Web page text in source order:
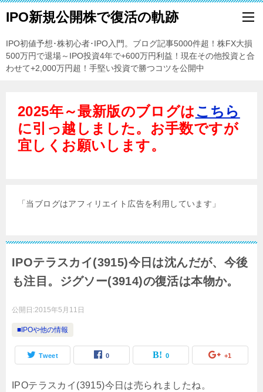
IPO新規公開株で復活の軌跡
IPO初値予想･株初心者･IPO入門。ブログ記事5000件超！株FX大損
500万円で退場～IPO投資4年で+600万円利益！現在その他投資と合
わせて+2,000万円超！手堅い投資で勝つコツを公開中
2025年～最新版のブログはこちら
に引っ越しました。お手数ですが
宜しくお願いします。
「当ブログはアフィリエイト広告を利用しています」
IPOテラスカイ(3915)今日は沈んだが、今後
も注目。ジグソー(3914)の復活は本物か。
公開日:2015年5月11日
■IPOや他の情報
Tweet 0 0 +1
IPOテラスカイ(3915)今日は売られましたね。